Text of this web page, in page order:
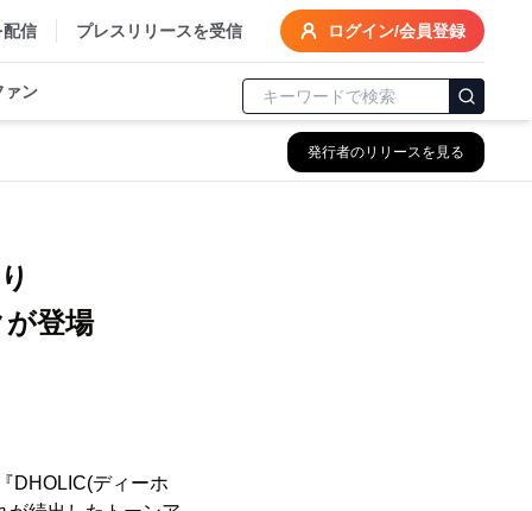
配信 プレスリリースを受信 ログイン/会員登録
ァン
発行者のリリースを見る
登場
DHOLIC(ディーホ